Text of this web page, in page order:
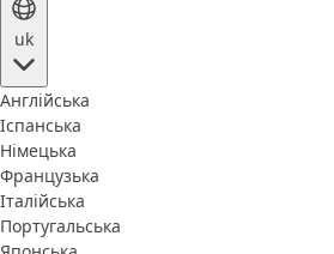
uk
Англійська
Іспанська
Німецька
Французька
Італійська
Португальська